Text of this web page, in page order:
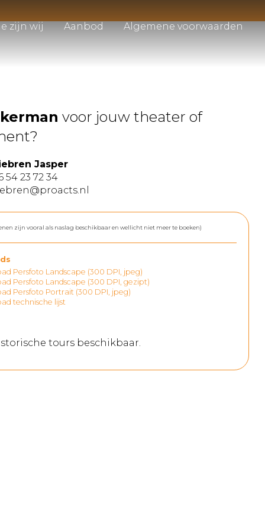
zijn wij Aanbod Algemene voorwaarden
voor jouw theater of
Jasper
54 23 72 34
zijn vooral als naslag beschikbaar en wellicht niet meer te boeken)
Persfoto Landscape (300 DPI, jpeg)
Persfoto Landscape (300 DPI, gezipt)
Persfoto Portrait (300 DPI, jpeg)
technische lijst
tours beschikbaar.